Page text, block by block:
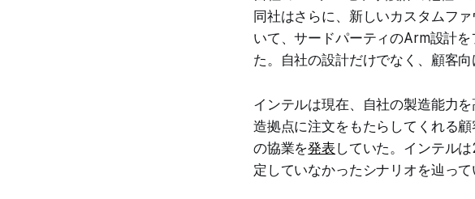
同社はさらに、新しいカスタムフ
いて、サードパーティのArm設計
た。自社の設計だけでなく、顧客
インテルは現在、自社の製造能力
造拠点に注文をもたらしてくれる
の協業を発表 していた。インテル
定していなかったシナリオを辿って